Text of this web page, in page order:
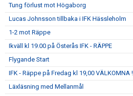
Tung förlust mot Högaborg
Lucas Johnsson tillbaka i IFK Hässleholm
1-2 mot Räppe
Ikväll kl 19.00 på Österås IFK - RÄPPE
Flygande Start
IFK - Räppe på Fredag kl 19,00 VÄLKOMNA !
Läxläsning med Mellanmål